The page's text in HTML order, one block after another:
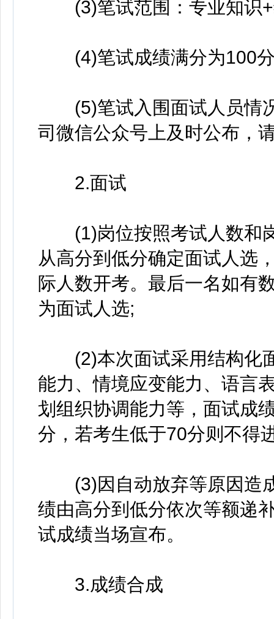
(3)笔试范围：专业知识+
(4)笔试成绩满分为100分
(5)笔试入围面试人员情
司微信公众号上及时公布，
2.面试
(1)岗位按照考试人数和
从高分到低分确定面试人选
际人数开考。最后一名如有
为面试人选;
(2)本次面试采用结构化
能力、情境应变能力、语言
划组织协调能力等，面试成
分，若考生低于70分则不得
(3)因自动放弃等原因造
绩由高分到低分依次等额递
试成绩当场宣布。
3.成绩合成